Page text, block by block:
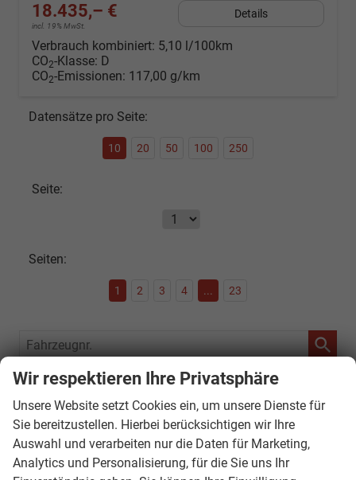
18.435,– €
incl. 19% MwSt.
Details
Verbrauch kombiniert: 5,10 l/100km
CO2-Klasse: D
CO2-Emissionen: 117,00 g/km
Datensätze pro Seite:
10 20 50 100 250
Seite:
Seiten:
1 2 3 4 ... 23
Fahrzeugnr.
SOFORT VERFÜGBAR
Audi
Bentley
Wir respektieren Ihre Privatsphäre
Unsere Website setzt Cookies ein, um unsere Dienste für
Sie bereitzustellen. Hierbei berücksichtigen wir Ihre
Auswahl und verarbeiten nur die Daten für Marketing,
Analytics und Personalisierung, für die Sie uns Ihr